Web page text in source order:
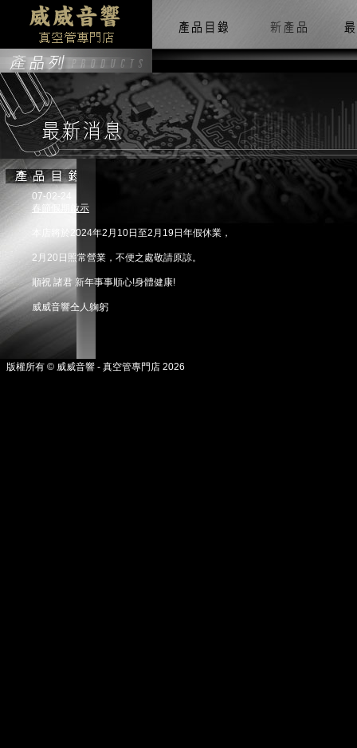
07-02-24
春節假期啟示
本店將於2024年2月10日至2月19日年假休業，
2月20日照常營業，不便之處敬請原諒。
順祝 諸君 新年事事順心!身體健康!
威威音響仝人躹躬
版權所有 © 威威音響 - 真空管專門店 2026